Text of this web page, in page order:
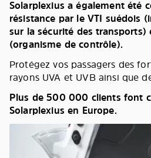
Solarplexius a également été
résistance par le VTI suédois
sur la sécurité des transports)
(organisme de contrôle).
Protégez vos passagers des
rayons UVA et UVB ainsi que
Plus de 500 000 clients font
Solarplexius en Europe.